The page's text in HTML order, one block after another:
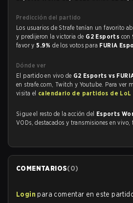
Predicción del partido
Los usuarios de Strafe tenían un favorito
y predijeron la victoria de G2 Esports con
favor y5.9%de los votos para FURIA
Dónde ver
El partido en vivo de G2 Esports vs
en strafe.com, Twitch y Youtube. Para ver
visita el calendario de partidos de LoL
Sigue el resto de la acción del Esports
VODs, destacados y transmisiones en vivo,
COMENTARIOS(0)
Login para comentar en este